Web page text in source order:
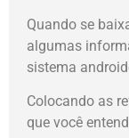
Quando se
algumas
sistema
Colocando as
que você